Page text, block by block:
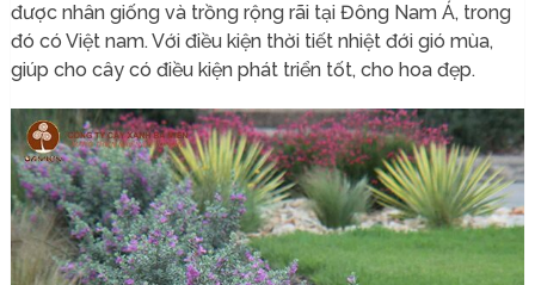
được nhân giống và trồng rộng rãi tại Đông Nam Á, trong
đó có Việt nam. Với điều kiện thời tiết nhiệt đới gió mùa,
giúp cho cây có điều kiện phát triển tốt, cho hoa đẹp.